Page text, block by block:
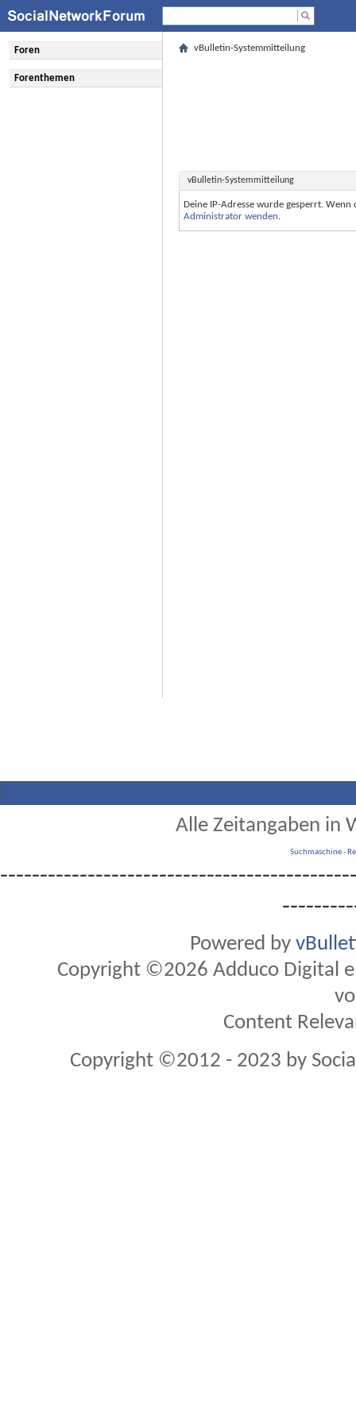
Foren
Forenthemen
vBulletin-Systemmitteilung
vBulletin-Systemmitteilung
Deine IP-Adresse wurde gesperrt.
Administrator wenden.
Alle Zeitangaben in
Suchmaschine-
Powered by
Copyright ©2026 Adduco Digital
Content
Copyright ©2012 - 2023 by